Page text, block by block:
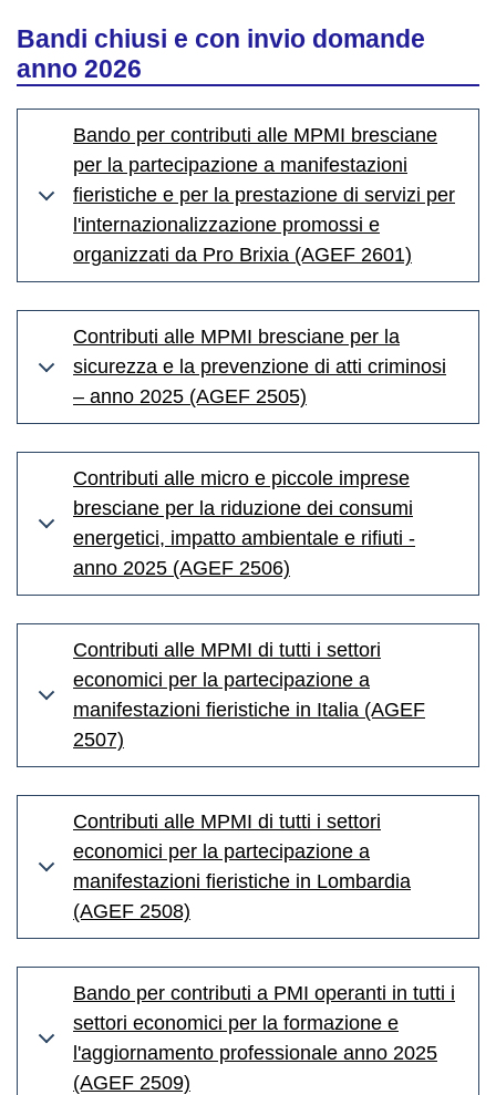
Bandi chiusi e con invio domande
anno 2026
Bando per contributi alle MPMI bresciane
per la partecipazione a manifestazioni
fieristiche e per la prestazione di servizi per
l'internazionalizzazione promossi e
organizzati da Pro Brixia (AGEF 2601)
Contributi alle MPMI bresciane per la
sicurezza e la prevenzione di atti criminosi
– anno 2025 (AGEF 2505)
Contributi alle micro e piccole imprese
bresciane per la riduzione dei consumi
energetici, impatto ambientale e rifiuti -
anno 2025 (AGEF 2506)
Contributi alle MPMI di tutti i settori
economici per la partecipazione a
manifestazioni fieristiche in Italia (AGEF
2507)
Contributi alle MPMI di tutti i settori
economici per la partecipazione a
manifestazioni fieristiche in Lombardia
(AGEF 2508)
Bando per contributi a PMI operanti in tutti i
settori economici per la formazione e
l'aggiornamento professionale anno 2025
(AGEF 2509)